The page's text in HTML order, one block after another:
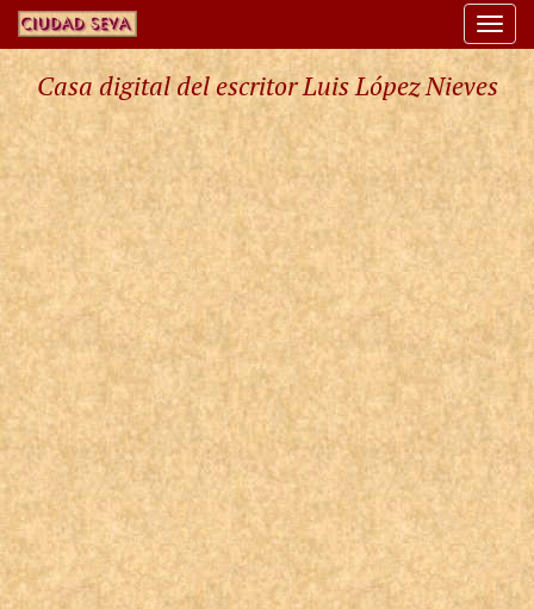
Casa digital del escritor Luis López Nieves